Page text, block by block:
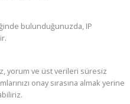
bulunduğunuzda, IP
yorum ve üst verileri süresiz
onay sırasına almak yerine